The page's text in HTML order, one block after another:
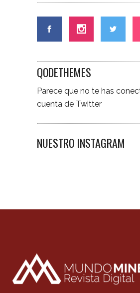
QODETHEMES
Parece que no te has
cuenta de Twitter
NUESTRO INSTAGRAM